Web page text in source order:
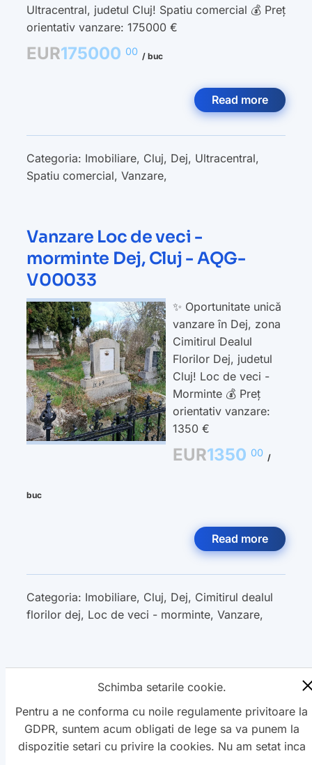
Ultracentral, judetul Cluj! Spatiu comercial 💰 Preț
orientativ vanzare: 175000 €
EUR175000 00 / buc
Read more
Categoria: Imobiliare, Cluj, Dej, Ultracentral,
Spatiu comercial, Vanzare,
Vanzare Loc de veci -
morminte Dej, Cluj - AQG-
V00033
✨ Oportunitate unică
vanzare în Dej, zona
Cimitirul Dealul
Florilor Dej, judetul
Cluj! Loc de veci -
Morminte 💰 Preț
orientativ vanzare:
1350 €
EUR1350 00 /
buc
Read more
Categoria: Imobiliare, Cluj, Dej, Cimitirul dealul
florilor dej, Loc de veci - morminte, Vanzare,
1 2 3 Next »
Schimba setarile cookie.
Pentru a ne conforma cu noile regulamente privitoare la
GDPR, suntem acum obligati de lege sa va punem la
dispozitie setari cu privire la cookies. Nu am setat inca